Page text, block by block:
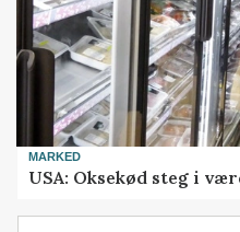
MARKED
USA: Oksekød steg i